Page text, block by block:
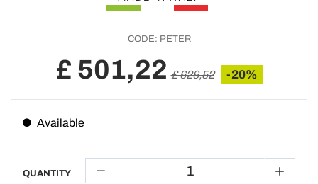
CODE: PETER
£ 501,22 £ 626,52 -20%
Available
QUANTITY